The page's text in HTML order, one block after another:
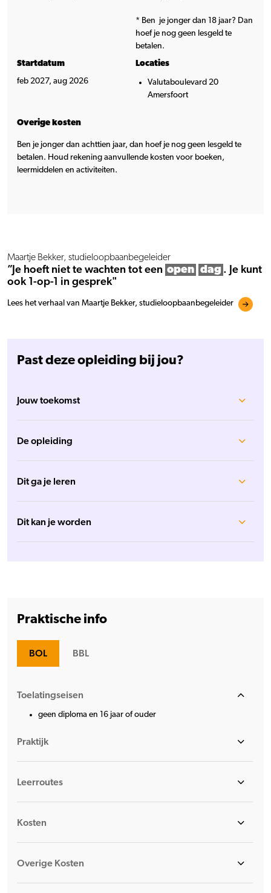
* Ben je jonger dan 18 jaar? Dan
hoef je nog geen lesgeld te
betalen.
Startdatum
feb 2027, aug 2026
Locaties
Valutaboulevard 20
Amersfoort
Overige kosten
Ben je jonger dan achttien jaar, dan hoef je nog geen lesgeld te
betalen. Houd rekening aanvullende kosten voor boeken,
leermiddelen en activiteiten.
Maartje Bekker, studieloopbaanbegeleider
”Je hoeft niet te wachten tot een open dag . Je kunt
ook 1-op-1 in gesprek"
Lees het verhaal van Maartje Bekker, studieloopbaanbegeleider
Past deze opleiding bij jou?
Jouw toekomst
De opleiding
Dit ga je leren
Dit kan je worden
Praktische info
BOL BBL
Toelatingseisen
geen diploma en 16 jaar of ouder
Praktijk
Leerroutes
Kosten
Overige Kosten